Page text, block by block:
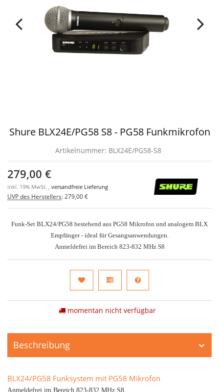
Shure BLX24E/PG58 S8 - PG58 Funkmikrofon
Artikelnummer: BLX24E/PG58-S8
279,00 €
inkl. 19% MwSt. , versandfreie Lieferung
UVP des Herstellers: 279,00 €
Funk-Set BLX24/PG58 bestehend aus PG58 Mikrofon und analogem BLX
Empfänger - ideal für Gesangsanwendungen.
Anmeldefrei im Bereich 823-832 MHz S8
momentan nicht verfügbar
Beschreibung
BLX24/PG58 Funksystem mit PG58 Mikrofon
Anmeldefrei im Bereich 823-832 MHz S8